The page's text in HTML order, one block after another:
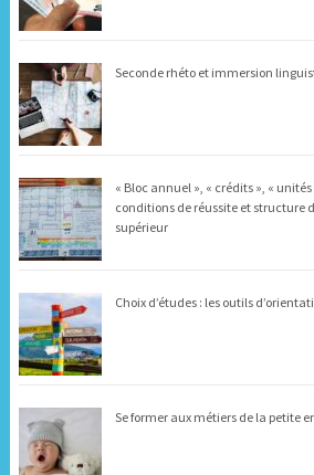
Seconde rhéto et immersion
« Bloc annuel », « crédits », «
conditions de réussite et structure
supérieur
Choix d’études : les outils
Se former aux métiers de la petite